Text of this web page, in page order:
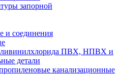
запорной
и соединения
ПВХ, НПВХ и
детали
канализационные